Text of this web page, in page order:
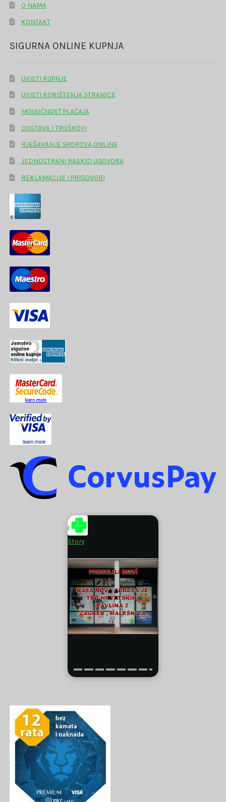
O NAMA
KONTAKT
SIGURNA ONLINE KUPNJA
UVJETI KUPNJE
UVJETI KORIŠTENJA STRANICE
MOGUĆNOST PLAĆAJA
DOSTAVA I TROŠKOVI
RJEŠAVANJE SPOROVA ONLINE
JEDNOSTRANI RASKID UGOVORA
REKLAMACIJE I PRIGOVORI
Story